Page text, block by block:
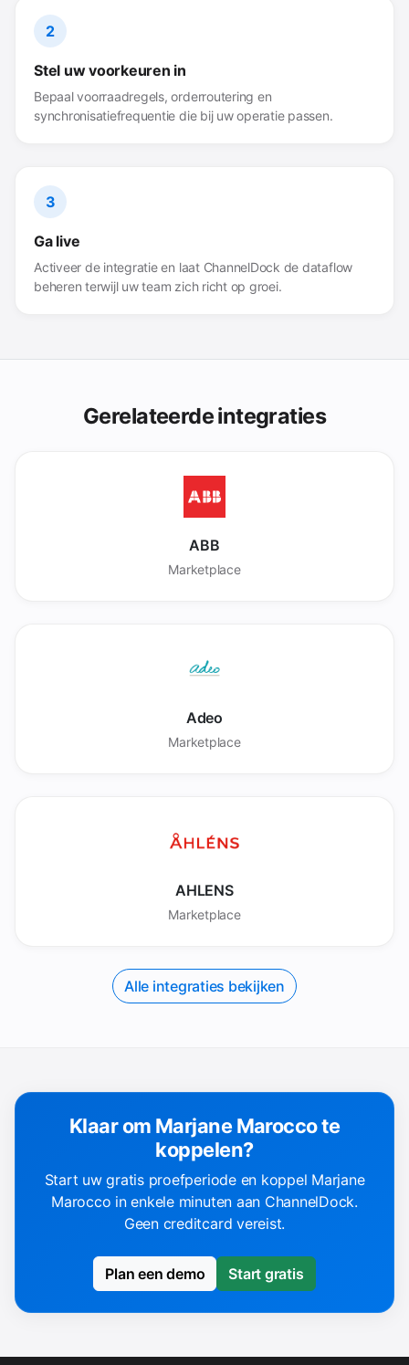
2
Stel uw voorkeuren in
Bepaal voorraadregels, orderroutering en
synchronisatiefrequentie die bij uw operatie passen.
3
Ga live
Activeer de integratie en laat ChannelDock de dataflow
beheren terwijl uw team zich richt op groei.
Gerelateerde integraties
ABB
Marketplace
Adeo
Marketplace
AHLENS
Marketplace
Alle integraties bekijken
Klaar om Marjane Marocco te
koppelen?
Start uw gratis proefperiode en koppel Marjane
Marocco in enkele minuten aan ChannelDock.
Geen creditcard vereist.
Plan een demo Start gratis